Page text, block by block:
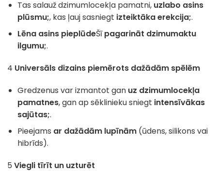
Tas salauž dzimumlocekļa pamatni, uzlabo asins
plūsmu;, kas ļauj sasniegt izteiktāka erekcija;.
Lēna asins pieplūdeŠīpagarināt dzimumaktu
ilgumu;.
4 Universāls dizains piemērots dažādām spēlēm
Gredzenus var izmantot gan uz dzimumlocekļa
pamatnes, gan ap sēklinieku sniegt intensīvākas
sajūtas;.
Pieejams ar dažādām lupīnām(ūdens, silikons vai
hibrīds).
5 Viegli tīrīt un uzturēt